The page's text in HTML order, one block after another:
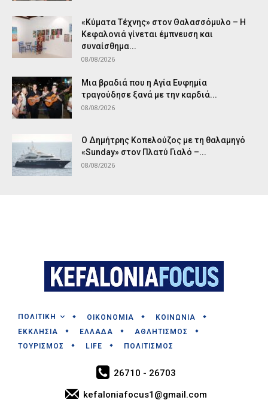
«Κύματα Τέχνης» στον Θαλασσόμυλο – Η
Κεφαλονιά γίνεται έμπνευση και
συναίσθημα...
08/08/2026
Μια βραδιά που η Αγία Ευφημία
τραγούδησε ξανά με την καρδιά...
08/08/2026
Ο Δημήτρης Κοπελούζος με τη θαλαμηγό
«Sunday» στον Πλατύ Γιαλό –...
08/08/2026
ΠΟΛΙΤΙΚΗ ΟΙΚΟΝΟΜΙΑ
ΚΟΙΝΩΝΙΑ
ΕΚΚΛΗΣΙΑ
ΕΛΛΑΔΑ
ΑΘΛΗΤΙΣΜΟΣ
ΤΟΥΡΙΣΜΟΣ
LIFE ΠΟΛΙΤΙΣΜΟΣ
26710 - 26703
kefaloniafocus1@gmail.com